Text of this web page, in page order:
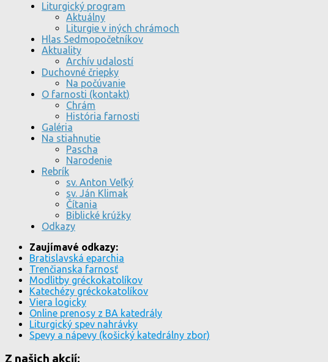
Liturgický program
Aktuálny
Liturgie v iných chrámoch
Hlas Sedmopočetníkov
Aktuality
Archív udalostí
Duchovné čriepky
Na počúvanie
O farnosti (kontakt)
Chrám
História farnosti
Galéria
Na stiahnutie
Pascha
Narodenie
Rebrík
sv. Anton Veľký
sv. Ján Klimak
Čítania
Biblické krúžky
Odkazy
Zaujímavé odkazy:
Bratislavská eparchia
Trenčianska farnosť
Modlitby gréckokatolíkov
Katechézy gréckokatolíkov
Viera logicky
Online prenosy z BA katedrály
Liturgický spev nahrávky
Spevy a nápevy (košický katedrálny zbor)
Z našich akcií: